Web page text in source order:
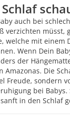
auch bei
verzichten müsst,
welche mit einem
Wenn Dein
der
Amazonas. Die
Freude, sondern
bei Babys.
in den Schlaf